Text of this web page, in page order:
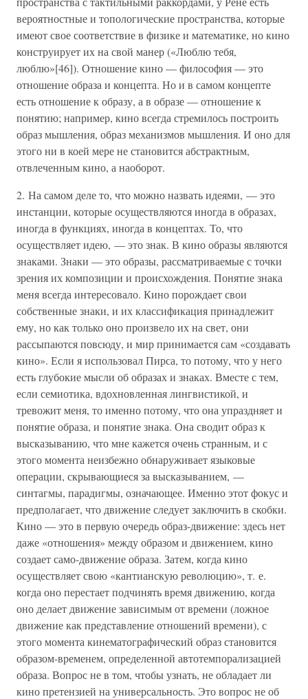
вероятностные и топологические пространства, которые
имеют свое соответствие в физике и математике, но кино
конструирует их на свой манер («Люблю тебя,
люблю»[46]). Отношение кино — философия — это
отношение образа и концепта. Но и в самом концепте
есть отношение к образу, а в образе — отношение к
понятию; например, кино всегда стремилось построить
образ мышления, образ механизмов мышления. И оно для
этого ни в коей мере не становится абстрактным,
отвлеченным кино, а наоборот.
2. На самом деле то, что можно назвать идеями, — это
инстанции, которые осуществляются иногда в образах,
иногда в функциях, иногда в концептах. То, что
осуществляет идею, — это знак. В кино образы являются
знаками. Знаки — это образы, рассматриваемые с точки
зрения их композиции и происхождения. Понятие знака
меня всегда интересовало. Кино порождает свои
собственные знаки, и их классификация принадлежит
ему, но как только оно произвело их на свет, они
рассыпаются повсюду, и мир принимается сам «создавать
кино». Если я использовал Пирса, то потому, что у него
есть глубокие мысли об образах и знаках. Вместе с тем,
если семиотика, вдохновленная лингвистикой, и
тревожит меня, то именно потому, что она упраздняет и
понятие образа, и понятие знака. Она сводит образ к
высказыванию, что мне кажется очень странным, и с
этого момента неизбежно обнаруживает языковые
операции, скрывающиеся за высказыванием, —
синтагмы, парадигмы, означающее. Именно этот фокус и
предполагает, что движение следует заключить в скобки.
Кино — это в первую очередь образ-движение: здесь нет
даже «отношения» между образом и движением, кино
создает само-движение образа. Затем, когда кино
осуществляет свою «кантианскую революцию», т. е.
когда оно перестает подчинять время движению, когда
оно делает движение зависимым от времени (ложное
движение как представление отношений времени), с
этого момента кинематографический образ становится
образом-временем, определенной автотемпорализацией
образа. Вопрос не в том, чтобы узнать, не обладает ли
кино претензией на универсальность. Это вопрос не об